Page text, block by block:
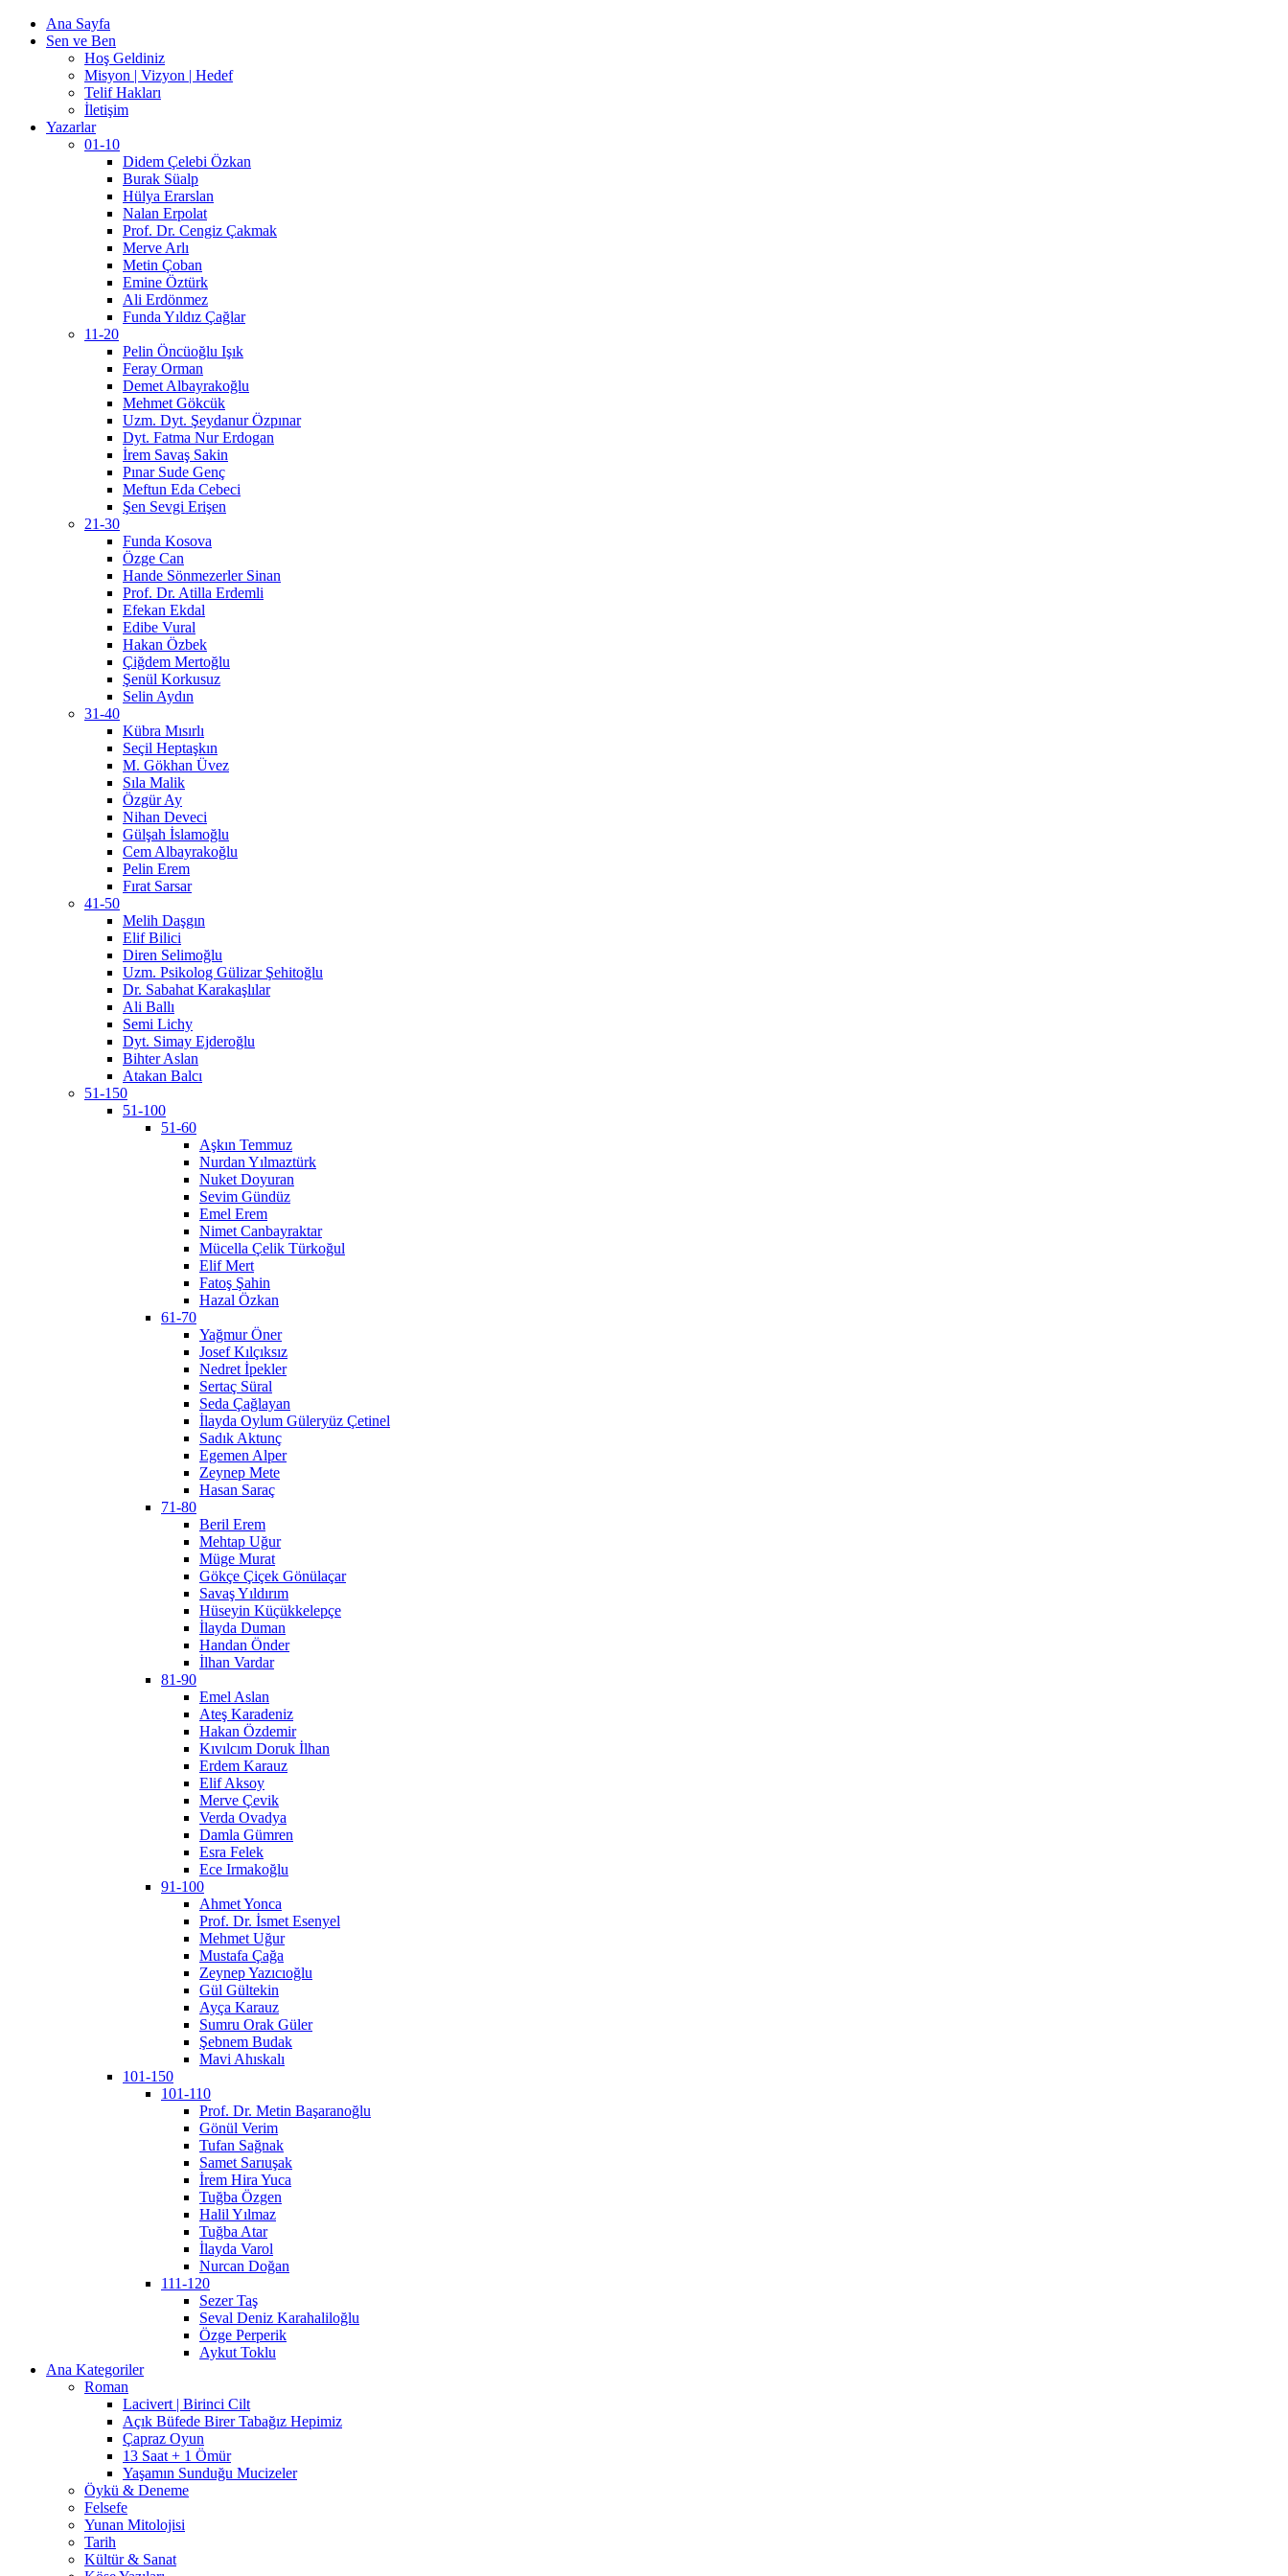
Ana Sayfa
Sen ve Ben
Hoş Geldiniz
Misyon | Vizyon | Hedef
Telif Hakları
İletişim
Yazarlar
01-10
Didem Çelebi Özkan
Burak Süalp
Hülya Erarslan
Nalan Erpolat
Prof. Dr. Cengiz Çakmak
Merve Arlı
Metin Çoban
Emine Öztürk
Ali Erdönmez
Funda Yıldız Çağlar
11-20
Pelin Öncüoğlu Işık
Feray Orman
Demet Albayrakoğlu
Mehmet Gökcük
Uzm. Dyt. Şeydanur Özpınar
Dyt. Fatma Nur Erdogan
İrem Savaş Sakin
Pınar Sude Genç
Meftun Eda Cebeci
Şen Sevgi Erişen
21-30
Funda Kosova
Özge Can
Hande Sönmezerler Sinan
Prof. Dr. Atilla Erdemli
Efekan Ekdal
Edibe Vural
Hakan Özbek
Çiğdem Mertoğlu
Şenül Korkusuz
Selin Aydın
31-40
Kübra Mısırlı
Seçil Heptaşkın
M. Gökhan Üvez
Sıla Malik
Özgür Ay
Nihan Deveci
Gülşah İslamoğlu
Cem Albayrakoğlu
Pelin Erem
Fırat Sarsar
41-50
Melih Daşgın
Elif Bilici
Diren Selimoğlu
Uzm. Psikolog Gülizar Şehitoğlu
Dr. Sabahat Karakaşlılar
Ali Ballı
Semi Lichy
Dyt. Simay Ejderoğlu
Bihter Aslan
Atakan Balcı
51-150
51-100
51-60
Aşkın Temmuz
Nurdan Yılmaztürk
Nuket Doyuran
Sevim Gündüz
Emel Erem
Nimet Canbayraktar
Mücella Çelik Türkoğul
Elif Mert
Fatoş Şahin
Hazal Özkan
61-70
Yağmur Öner
Josef Kılçıksız
Nedret İpekler
Sertaç Süral
Seda Çağlayan
İlayda Oylum Güleryüz Çetinel
Sadık Aktunç
Egemen Alper
Zeynep Mete
Hasan Saraç
71-80
Beril Erem
Mehtap Uğur
Müge Murat
Gökçe Çiçek Gönülaçar
Savaş Yıldırım
Hüseyin Küçükkelepçe
İlayda Duman
Handan Önder
İlhan Vardar
81-90
Emel Aslan
Ateş Karadeniz
Hakan Özdemir
Kıvılcım Doruk İlhan
Erdem Karauz
Elif Aksoy
Merve Çevik
Verda Ovadya
Damla Gümren
Esra Felek
Ece Irmakoğlu
91-100
Ahmet Yonca
Prof. Dr. İsmet Esenyel
Mehmet Uğur
Mustafa Çağa
Zeynep Yazıcıoğlu
Gül Gültekin
Ayça Karauz
Sumru Orak Güler
Şebnem Budak
Mavi Ahıskalı
101-150
101-110
Prof. Dr. Metin Başaranoğlu
Gönül Verim
Tufan Sağnak
Samet Sarıuşak
İrem Hira Yuca
Tuğba Özgen
Halil Yılmaz
Tuğba Atar
İlayda Varol
Nurcan Doğan
111-120
Sezer Taş
Seval Deniz Karahaliloğlu
Özge Perperik
Aykut Toklu
Ana Kategoriler
Roman
Lacivert | Birinci Cilt
Açık Büfede Birer Tabağız Hepimiz
Çapraz Oyun
13 Saat + 1 Ömür
Yaşamın Sunduğu Mucizeler
Öykü & Deneme
Felsefe
Yunan Mitolojisi
Tarih
Kültür & Sanat